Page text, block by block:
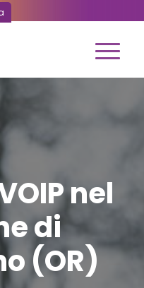
nel
di
(OR)